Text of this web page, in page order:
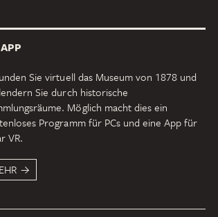
Sie virtuell das Museum von 1878 und
Sie durch historische
Möglich macht dies ein
Programm für PCs und eine App für
VR.